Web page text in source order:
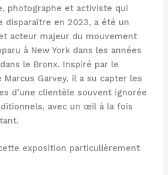
photographe et activiste qui
en 2023, a été un
acteur majeur du mouvement
à New York dans les années
le Bronx. Inspiré par le
Marcus Garvey, il a su capter les
d’une clientèle souvent ignorée
avec un œil à la fois
exposition particulièrement